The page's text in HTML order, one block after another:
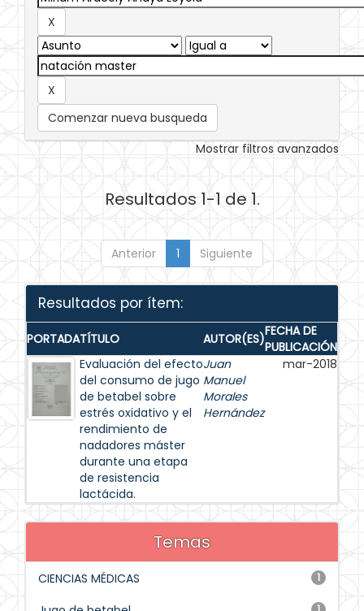
Comenzar nueva busqueda
Mostrar filtros avanzados
Resultados 1-1 de 1.
Anterior 1 Siguiente
Resultados por ítem:
PORTADATÍTULO AUTOR(ES)FECHA DE
PUBLICACIÓN
Evaluación del efecto
del consumo de jugo
de betabel sobre
estrés oxidativo y el
rendimiento de
nadadores máster
durante una etapa
de resistencia
lactácida.
Juan
Manuel
Morales
Hernández
mar-2018
Temas
1
CIENCIAS MÉDICAS